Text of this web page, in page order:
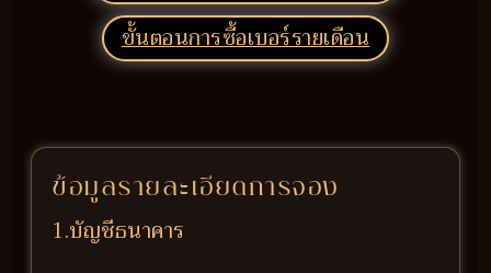
ขั้นตอนการซื้อเบอร์รายเดือน
ข้อมูลรายละเอียดการจอง
1.บัญชีธนาคาร